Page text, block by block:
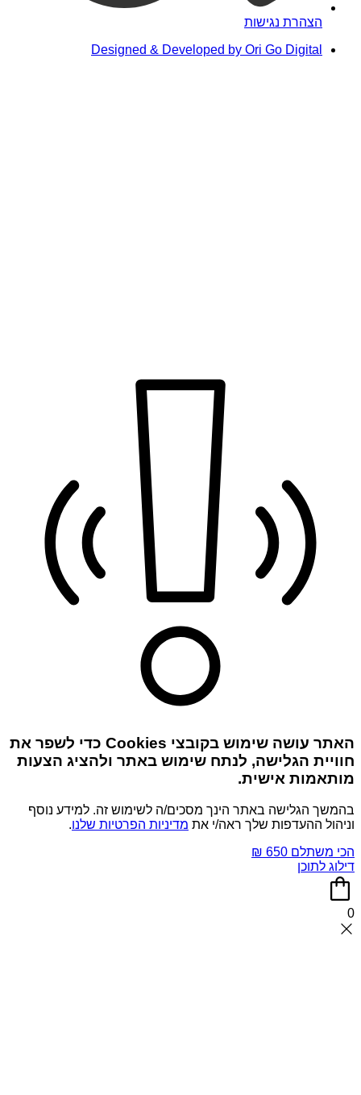
הצהרת נגישות
Designed & Developed by Ori Go Digital
האתר עושה שימוש בקובצי Cookies כדי לשפר את
חוויית הגלישה, לנתח שימוש באתר ולהציג הצעות
מותאמות אישית.
בהמשך הגלישה באתר הינך מסכים/ה לשימוש זה. למידע נוסף
וניהול ההעדפות שלך ראה/י את מדיניות הפרטיות שלנו.
הכי משתלם 650 ₪
דילוג לתוכן
0